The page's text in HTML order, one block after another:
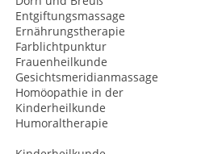
Entgiftungsmassage
Ernährungstherapie
Farblichtpunktur
Frauenheilkunde
Gesichtsmeridianmassage
Homöopathie in der
Kinderheilkunde
Humoraltherapie